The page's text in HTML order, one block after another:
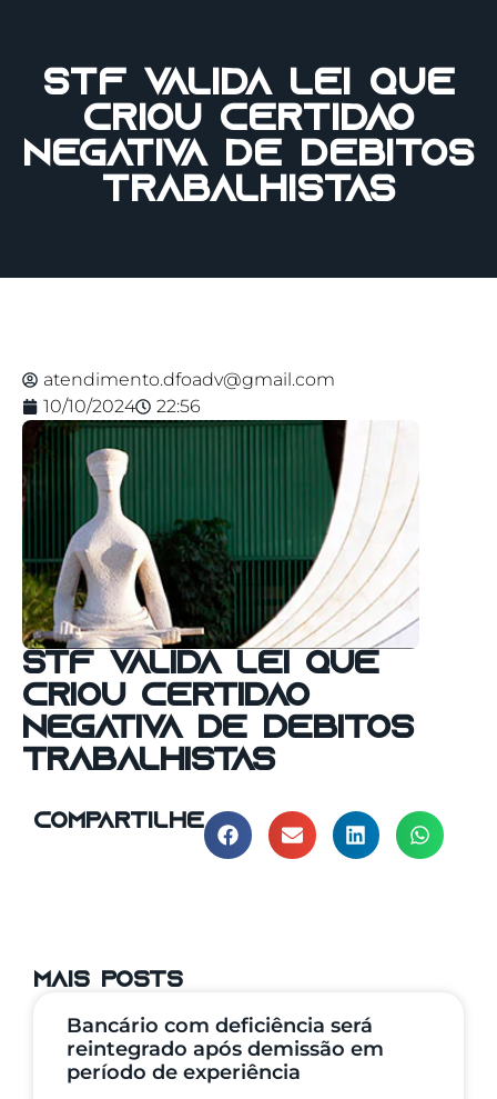
STF valida lei que
criou Certidão
Negativa de Débitos
Trabalhistas
atendimento.dfoadv@gmail.com
10/10/2024
22:56
STF valida lei que
criou Certidão
Negativa de Débitos
Trabalhistas
compartilhe
mais posts
Bancário com deficiência será
reintegrado após demissão em
período de experiência